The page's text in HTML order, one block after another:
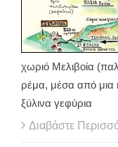
χωριό Μελιβοία
ρέμα, μέσα από μια
ξύλινα γεφύρια
Διαβάστε